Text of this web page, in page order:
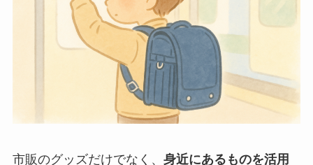
市販のグッズだけでなく、 身近にあるものを活用